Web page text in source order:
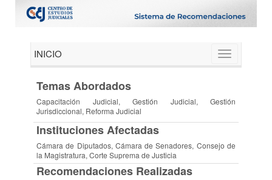
INICIO
Toggle
Temas Abordados
Capacitación Judicial, Gestión Judicial, Gestión
Jurisdiccional, Reforma Judicial
Instituciones Afectadas
Cámara de Diputados, Cámara de Senadores, Consejo de
la Magistratura, Corte Suprema de Justicia
Recomendaciones Realizadas